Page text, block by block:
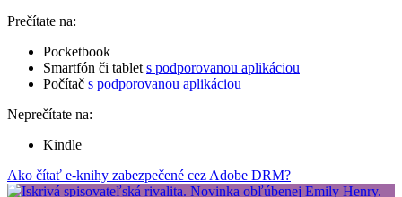
Prečítate na:
Pocketbook
Smartfón či tablet s podporovanou aplikáciou
Počítač s podporovanou aplikáciou
Neprečítate na:
Kindle
Ako čítať e-knihy zabezpečené cez Adobe DRM?